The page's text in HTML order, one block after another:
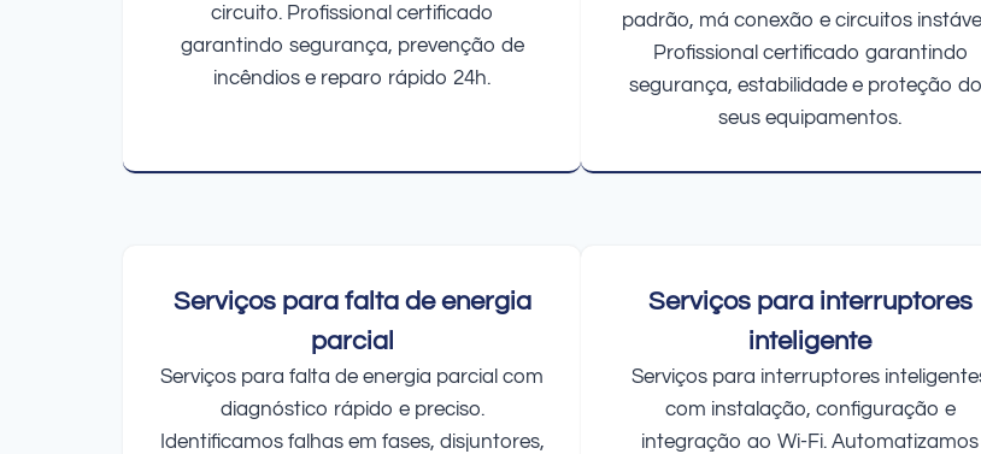
circuito. Profissional certificado
garantindo segurança, prevenção de
incêndios e reparo rápido 24h.
padrão, má conexão e circuitos
Profissional certificado garantindo
segurança, estabilidade e proteção
seus equipamentos.
Serviços para falta de energia
parcial
Serviços para falta de energia parcial com
diagnóstico rápido e preciso.
Identificamos falhas em fases, disjuntores,
Serviços para interruptores
inteligente
Serviços para interruptores
com instalação, configuração e
integração ao Wi-Fi. Automatizamos